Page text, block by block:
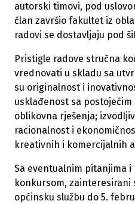
autorski timovi, pod
član završio fakultet iz
radovi se dostavljaju pod
Pristigle radove stručna
vrednovati u skladu sa
su originalnost i
usklađenost sa
oblikovna rješenja;
racionalnost i
kreativnih i komercijalnih
Sa eventualnim pitanjima i
konkursom, zainteresirani
općinsku službu do 5.